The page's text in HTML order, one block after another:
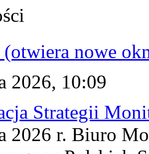
(otwiera nowe
2026, 10:09
Strategii
2026 r. Biuro